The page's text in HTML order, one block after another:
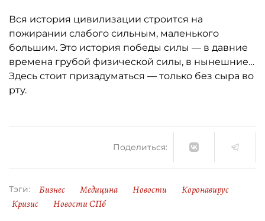
Вся история цивилизации строится на
пожирании слабого сильным, маленького
большим. Это история победы силы — в давние
времена грубой физической силы, в нынешние…
Здесь стоит призадуматься — только без сыра во
рту.
Поделиться:
Тэги: Бизнес Медицина Новости
Коронавирус
Кризис
Новости СПб